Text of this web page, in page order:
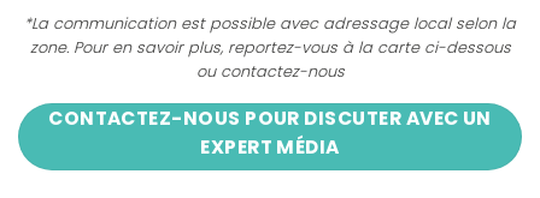
*La communication est possible avec adressage local selon la
zone. Pour en savoir plus, reportez-vous à la carte ci-dessous
ou contactez-nous
CONTACTEZ-NOUS POUR DISCUTER AVEC UN
EXPERT MÉDIA